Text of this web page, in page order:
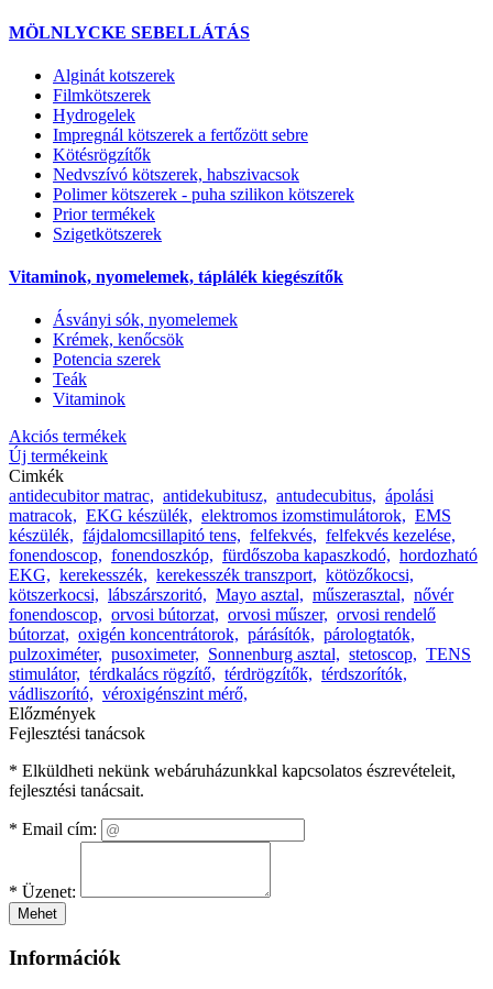
MÖLNLYCKE SEBELLÁTÁS
Alginát kotszerek
Filmkötszerek
Hydrogelek
Impregnál kötszerek a fertőzött sebre
Kötésrögzítők
Nedvszívó kötszerek, habszivacsok
Polimer kötszerek - puha szilikon kötszerek
Prior termékek
Szigetkötszerek
Vitaminok, nyomelemek, táplálék kiegészítők
Ásványi sók, nyomelemek
Krémek, kenőcsök
Potencia szerek
Teák
Vitaminok
Akciós termékek
Új termékeink
Cimkék
antidecubitor matrac, antidekubitusz, antudecubitus, ápolási
matracok, EKG készülék, elektromos izomstimulátorok, EMS
készülék, fájdalomcsillapitó tens, felfekvés, felfekvés kezelése,
fonendoscop, fonendoszkóp, fürdőszoba kapaszkodó, hordozható
EKG, kerekesszék, kerekesszék transzport, kötözőkocsi,
kötszerkocsi, lábszárszoritó, Mayo asztal, műszerasztal, nővér
fonendoscop, orvosi bútorzat, orvosi műszer, orvosi rendelő
bútorzat, oxigén koncentrátorok, párásítók, párologtatók,
pulzoximéter, pusoximeter, Sonnenburg asztal, stetoscop, TENS
stimulátor, térdkalács rögzítő, térdrögzítők, térdszorítók,
vádliszorító, véroxigénszint mérő,
Előzmények
Fejlesztési tanácsok
* Elküldheti nekünk webáruházunkkal kapcsolatos észrevételeit,
fejlesztési tanácsait.
* Email cím:
* Üzenet:
Mehet
Információk